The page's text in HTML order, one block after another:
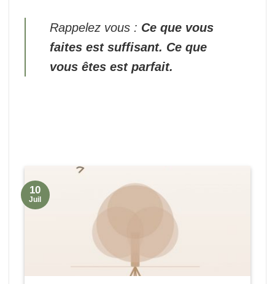
Rappelez vous : Ce que vous
faites est suffisant. Ce que
vous êtes est parfait.
10
Juil